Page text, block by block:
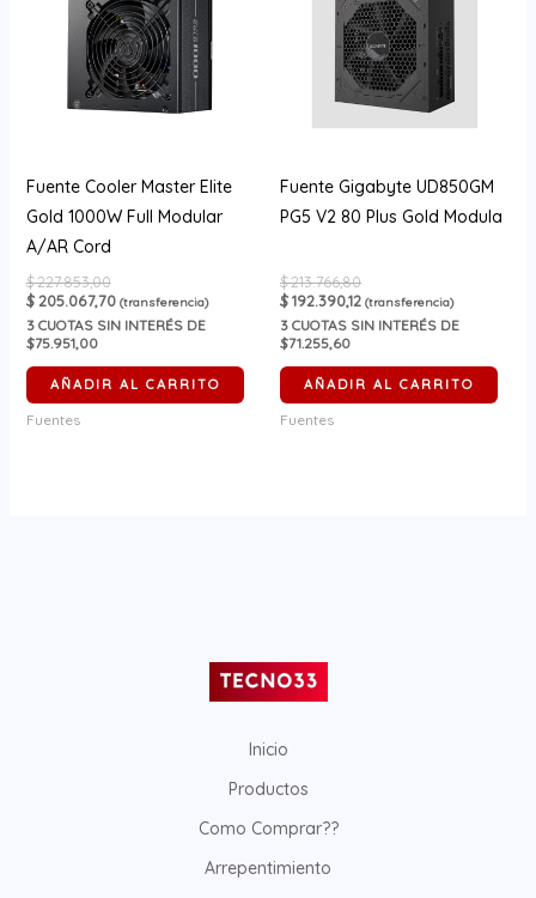
Fuente Cooler Master Elite
Gold 1000W Full Modular
A/AR Cord
$227.853,00
$205.067,70 (transferencia)
3CUOTAS SIN INTERÉS DE
$75.951,00
AÑADIR AL CARRITO
Fuentes
Fuente Gigabyte UD850GM
PG5 V2 80 Plus Gold Modula
$213.766,80
$192.390,12 (transferencia)
3 CUOTAS SIN INTERÉS DE
$71.255,60
AÑADIR AL CARRITO
Fuentes
Inicio
Productos
Como Comprar??
Arrepentimiento